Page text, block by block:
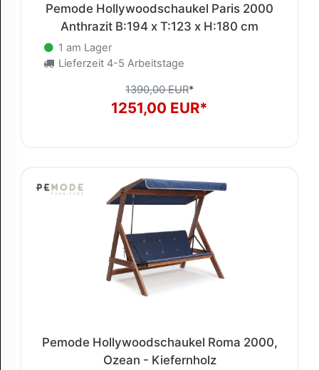
Pemode Hollywoodschaukel Paris 2000
Anthrazit B:194 x T:123 x H:180 cm
1 am Lager
Lieferzeit 4-5 Arbeitstage
1390,00 EUR*
1251,00 EUR*
Pemode Hollywoodschaukel Roma 2000,
Ozean - Kiefernholz